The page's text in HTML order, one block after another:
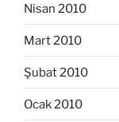
Nisan 2010
Mart 2010
Şubat 2010
Ocak 2010